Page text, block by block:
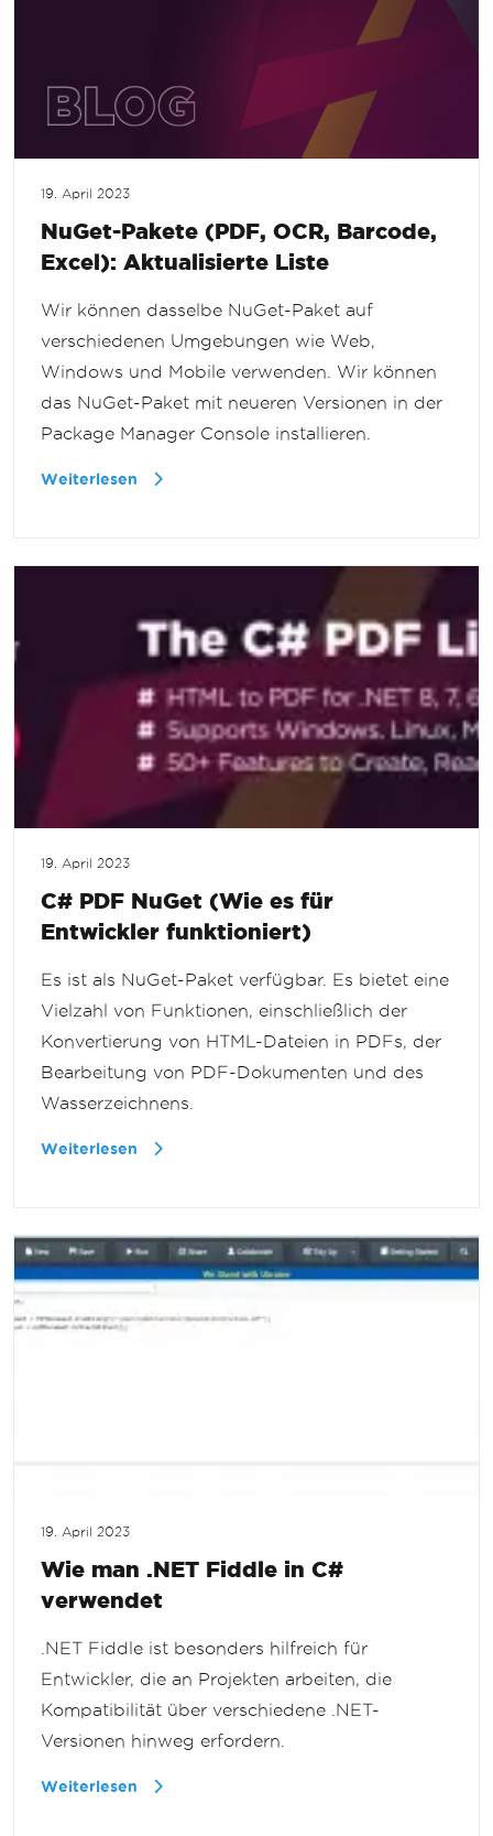
19. April 2023
NuGet-Pakete (PDF, OCR, Barcode,
Excel): Aktualisierte Liste
Wir können dasselbe NuGet-Paket auf
verschiedenen Umgebungen wie Web,
Windows und Mobile verwenden. Wir können
das NuGet-Paket mit neueren Versionen in der
Package Manager Console installieren.
Weiterlesen
19. April 2023
C# PDF NuGet (Wie es für
Entwickler funktioniert)
Es ist als NuGet-Paket verfügbar. Es bietet eine
Vielzahl von Funktionen, einschließlich der
Konvertierung von HTML-Dateien in PDFs, der
Bearbeitung von PDF-Dokumenten und des
Wasserzeichnens.
Weiterlesen
19. April 2023
Wie man .NET Fiddle in C#
verwendet
.NET Fiddle ist besonders hilfreich für
Entwickler, die an Projekten arbeiten, die
Kompatibilität über verschiedene .NET-
Versionen hinweg erfordern.
Weiterlesen